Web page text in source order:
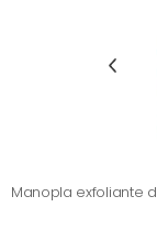
Manopla exfoliante